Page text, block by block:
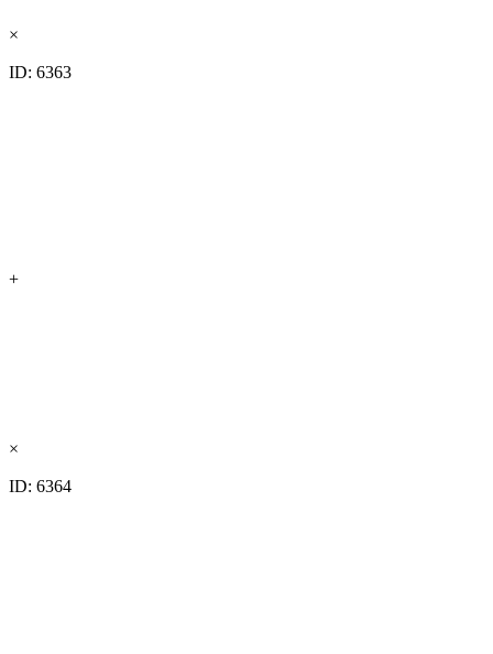
×
ID: 6363
+
×
ID: 6364